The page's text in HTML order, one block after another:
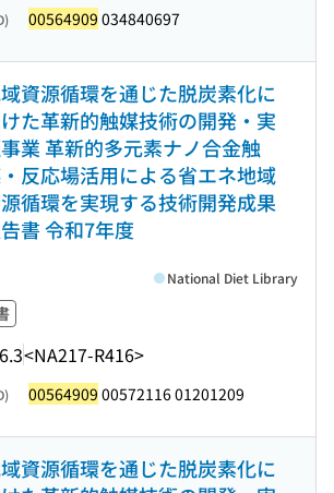
00564909 034840697
資源循環を通じた脱炭素化に
た革新的触媒技術の開発・実
業 革新的多元素ナノ合金触
反応場活用による省エネ地域
循環を実現する技術開発成果
書 令和7年度
<NA217-R416>
National Diet Library
00564909 00572116 01201209
資源循環を通じた脱炭素化に